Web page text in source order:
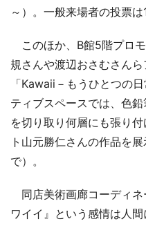
～）。一般来場者の投票は
このほか、B館5階プロ
規さんや渡辺おさむさん
「Kawaii－もうひとつの
ティブスペースでは、色
を切り取り何層にも張り
ト山元勝仁さんの作品を
で）。
同店美術画廊コーディネ
ワイイ』という感情は人